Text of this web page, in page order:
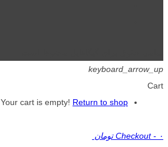
keyboard_arrow_up
Cart
Your cart is empty! Return to shop
Checkout - ۰ تومان